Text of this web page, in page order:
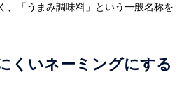
、「うまみ調味料」という一般名称を
くいネーミングにする